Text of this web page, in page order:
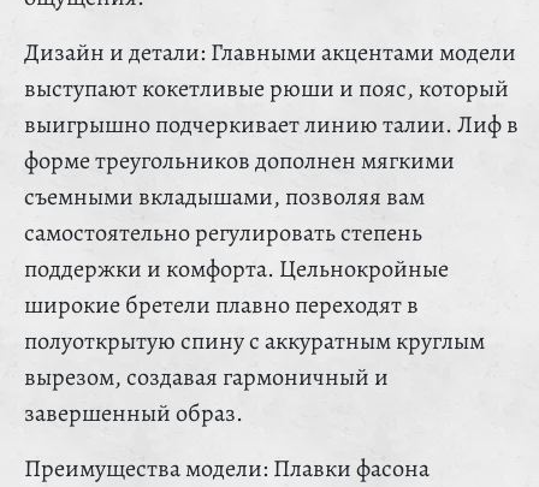
Дизайн и детали: Главными акцентами модели
выступают кокетливые рюши и пояс, который
выигрышно подчеркивает линию талии. Лиф в
форме треугольников дополнен мягкими
съемными вкладышами, позволяя вам
самостоятельно регулировать степень
поддержки и комфорта. Цельнокройные
широкие бретели плавно переходят в
полуоткрытую спину с аккуратным круглым
вырезом, создавая гармоничный и
завершенный образ.
Преимущества модели: Плавки фасона